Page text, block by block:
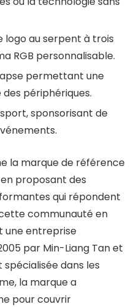
logo au serpent à trois
RGB personnalisable.
permettant une
périphériques.
sponsorisant de
la marque de référence
proposant des
qui répondent
communauté en
une entreprise
par Min-Liang Tan et
dans les
la marque a
pour couvrir